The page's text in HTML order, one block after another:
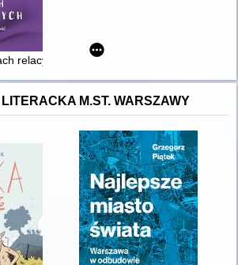
relacyjnych : jak wygrać bliskość
M.ST. WARSZAWY